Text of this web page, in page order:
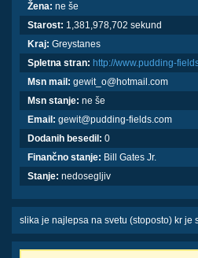
Žena: ne še
Starost: 1,381,978,702 sekund
Kraj: Greystanes
Spletna stran: http://www.pudding-
Msn mail: gewit_o@hotmail.com
Msn stanje: ne še
Email: gewit@pudding-fields.com
Dodanih besedil: 0
Finančno stanje: Bill Gates Jr.
Stanje: nedosegljiv
slika je najlepsa na svetu (stoposto) kr je